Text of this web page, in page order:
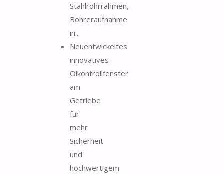
Stahlrohrrahmen,
Bohreraufnahme
in...
Neuentwickeltes
innovatives
Ölkontrollfenster
am
Getriebe
für
mehr
Sicherheit
und
hochwertigem